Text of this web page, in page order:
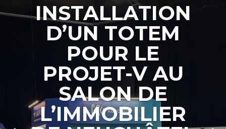
INSTALLATION
D’UN TOTEM
POUR LE
PROJET-V AU
SALON DE
L’IMMOBILIER